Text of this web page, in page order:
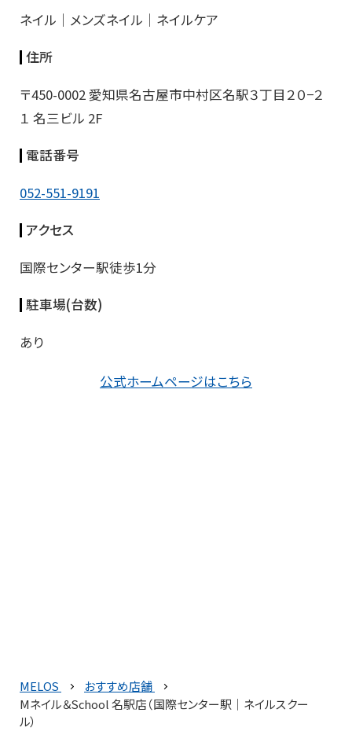
ネイル｜メンズネイル｜ネイルケア
住所
〒450-0002 愛知県名古屋市中村区名駅３丁目２０−２
１ 名三ビル 2F
電話番号
052-551-9191
アクセス
国際センター駅徒歩1分
駐車場(台数)
あり
公式ホームページはこちら
MELOS
おすすめ店舗
Mネイル＆School 名駅店（国際センター駅｜ネイルスクー
ル）